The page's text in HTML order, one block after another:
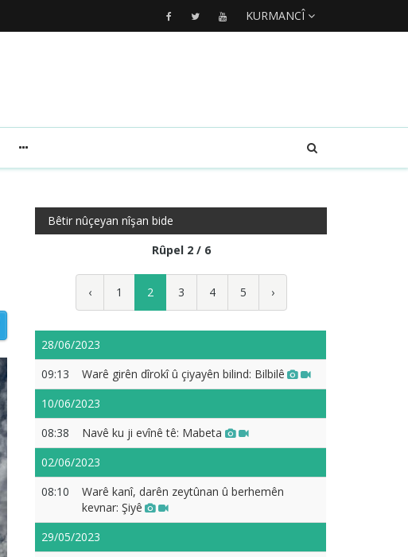
KURMANCÎ
Bêtir nûçeyan nîşan bide
Rûpel 2 / 6
‹ 1 2 3 4 5 ›
28/06/2023
09:13
Warê girên dîrokî û çiyayên bilind: Bilbilê
10/06/2023
08:38
Navê ku ji evînê tê: Mabeta
02/06/2023
08:10
Warê kanî, darên zeytûnan û berhemên
kevnar: Şiyê
29/05/2023